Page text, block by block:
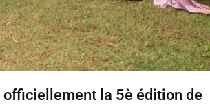
officiellement la 5è édition de